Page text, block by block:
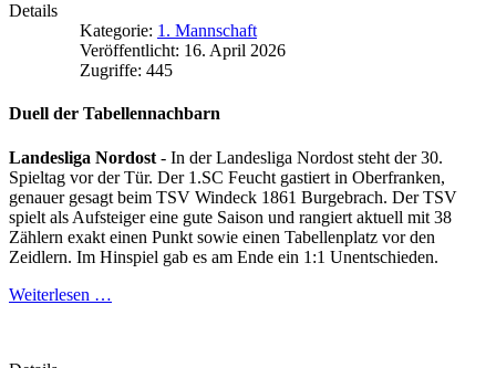
Details
Kategorie: 1. Mannschaft
Veröffentlicht: 16. April 2026
Zugriffe: 445
Duell der Tabellennachbarn
Landesliga Nordost - In der Landesliga Nordost steht der 30.
Spieltag vor der Tür. Der 1.SC Feucht gastiert in Oberfranken,
genauer gesagt beim TSV Windeck 1861 Burgebrach. Der TSV
spielt als Aufsteiger eine gute Saison und rangiert aktuell mit 38
Zählern exakt einen Punkt sowie einen Tabellenplatz vor den
Zeidlern. Im Hinspiel gab es am Ende ein 1:1 Unentschieden.
Weiterlesen …